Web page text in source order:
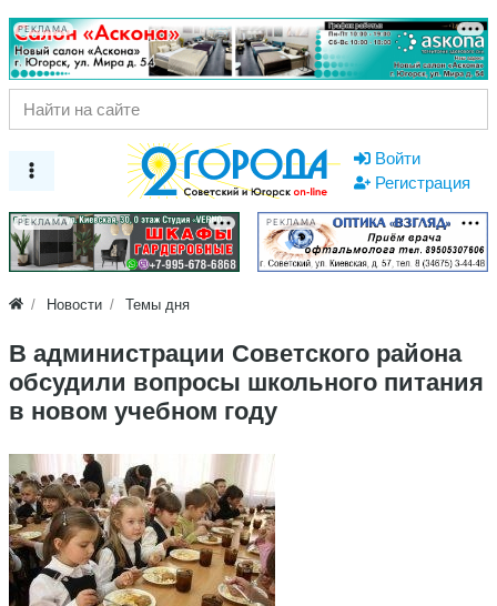
РЕКЛАМА
Войти
Регистрация
РЕКЛАМА РЕКЛАМА
Новости Темы дня
В администрации Советского района
обсудили вопросы школьного питания
в новом учебном году